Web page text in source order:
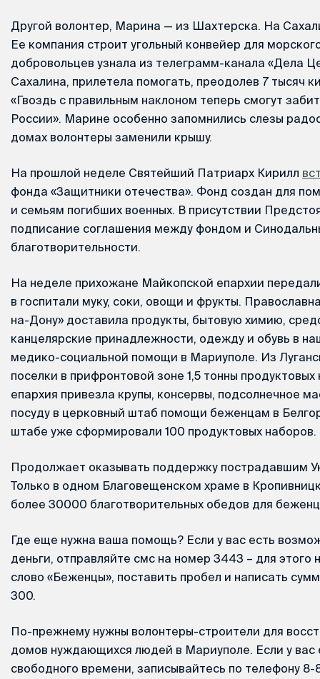
Другой волонтер, Марина — из Шахтерска. На
Ее компания строит угольный конвейер для
добровольцев узнала из телеграмм-канала «Дела
Сахалина, прилетела помогать, преодолев 7 тысяч
«Гвоздь с правильным наклоном теперь смогут
России». Марине особенно запомнились слезы
домах волонтеры заменили крышу.
На прошлой неделе Святейший Патриарх Кирилл
фонда «Защитники отечества». Фонд создан для
и семьям погибших военных. В присутствии
подписание соглашения между фондом и
благотворительности.
На неделе прихожане Майкопской епархии
в госпитали муку, соки, овощи и фрукты.
на-Дону» доставила продукты, бытовую химию,
канцелярские принадлежности, одежду и обувь в
медико-социальной помощи в Мариуполе. Из
поселки в прифронтовой зоне 1,5 тонны
епархия привезла крупы, консервы, подсолнечное
посуду в церковный штаб помощи беженцам в
штабе уже сформировали 100 продуктовых наборов.
Продолжает оказывать поддержку пострадавшим
Только в одном Благовещенском храме в
более 30000 благотворительных обедов для
Где еще нужна ваша помощь? Если у вас есть
деньги, отправляйте смс на номер 3443 – для этого
слово «Беженцы», поставить пробел и написать
300.
По-прежнему нужны волонтеры-строители для
домов нуждающихся людей в Мариуполе. Если у вас
свободного времени, записывайтесь по телефону